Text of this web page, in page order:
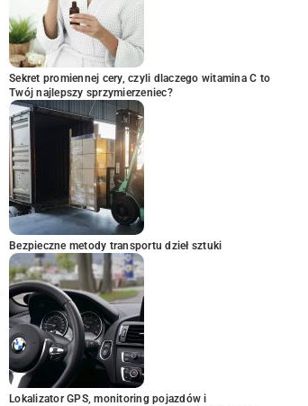
Sekret promiennej cery, czyli dlaczego witamina C to
Twój najlepszy sprzymierzeniec?
Bezpieczne metody transportu dzieł sztuki
Lokalizator GPS, monitoring pojazdów i